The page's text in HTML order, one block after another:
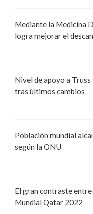
Mediante la Medicina
logra mejorar el
Nivel de apoyo a Truss
tras últimos cambios
Población mundial
según la ONU
El gran contraste entre
Mundial Qatar 2022